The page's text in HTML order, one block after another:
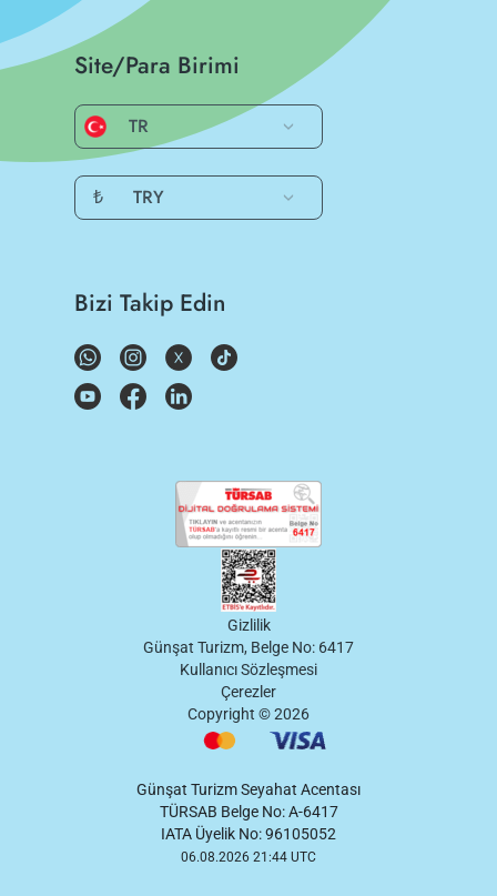
Site/Para Birimi
TR
₺ TRY
Bizi Takip Edin
Gizlilik
Günşat Turizm, Belge No: 6417
Kullanıcı Sözleşmesi
Çerezler
Copyright ©2026
Günşat Turizm Seyahat Acentası
TÜRSAB Belge No: A-6417
IATA Üyelik No: 96105052
06.08.2026 21:44 UTC